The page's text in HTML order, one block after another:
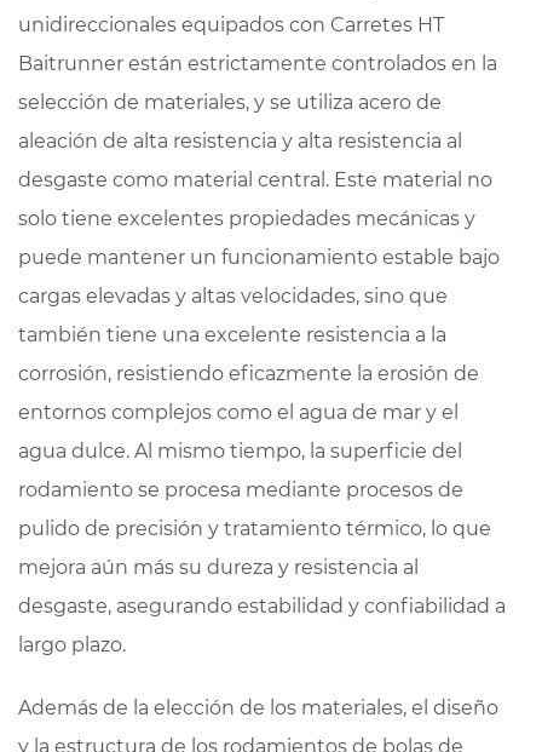
unidireccionales equipados con Carretes HT
Baitrunner están estrictamente controlados en la
selección de materiales, y se utiliza acero de
aleación de alta resistencia y alta resistencia al
desgaste como material central. Este material no
solo tiene excelentes propiedades mecánicas y
puede mantener un funcionamiento estable bajo
cargas elevadas y altas velocidades, sino que
también tiene una excelente resistencia a la
corrosión, resistiendo eficazmente la erosión de
entornos complejos como el agua de mar y el
agua dulce. Al mismo tiempo, la superficie del
rodamiento se procesa mediante procesos de
pulido de precisión y tratamiento térmico, lo que
mejora aún más su dureza y resistencia al
desgaste, asegurando estabilidad y confiabilidad a
largo plazo.
Además de la elección de los materiales, el diseño
y la estructura de los rodamientos de bolas de